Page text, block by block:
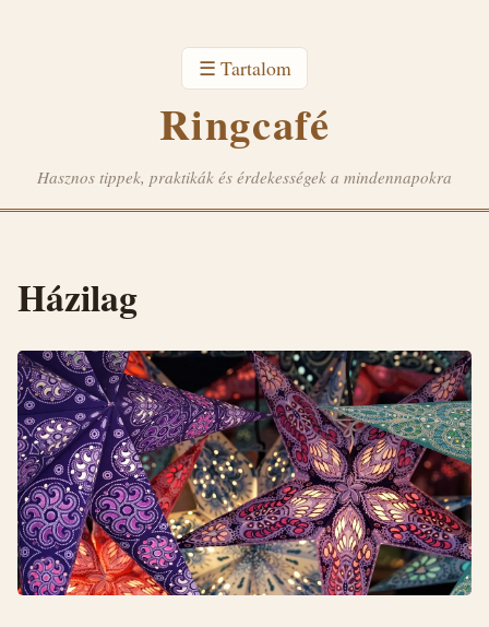
☰ Tartalom
Ringcafé
Hasznos tippek, praktikák és érdekességek a mindennapokra
Házilag